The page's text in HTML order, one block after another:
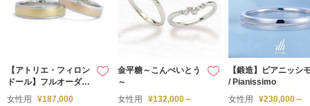
【アトリエ・フィロン
ドール】フルオーダー
コンビ＆つや消しの結
女性用
¥187,000
金平糖～こんぺいとう
～
女性用
¥132,000～
【鍛造】ピアニッシ
/ Pianissimo
女性用
¥230,000～